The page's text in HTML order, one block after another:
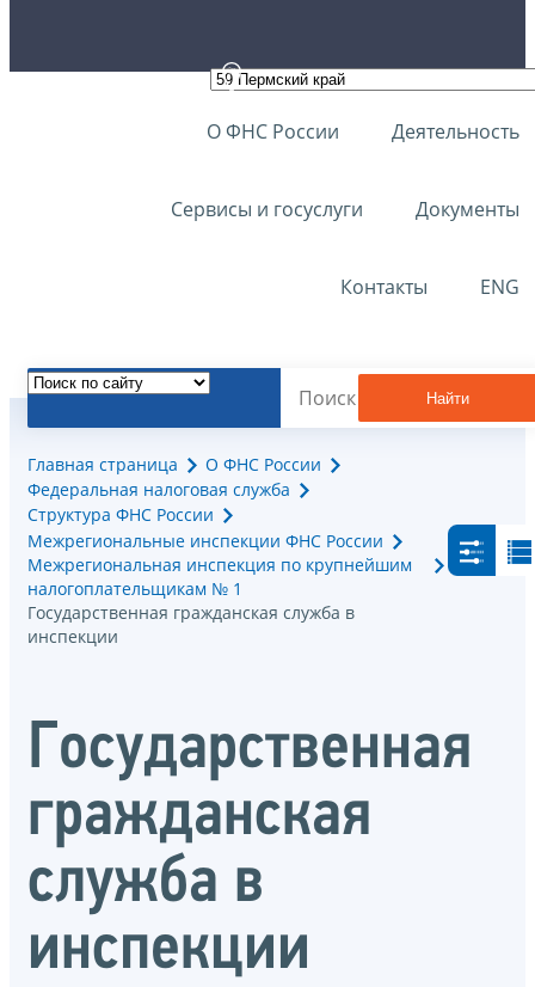
О ФНС России Деятельность
Сервисы и госуслуги Документы
Контакты ENG
Найти
Главная страница
О ФНС России
Федеральная налоговая служба
Структура ФНС России
Межрегиональные инспекции ФНС России
Межрегиональная инспекция по крупнейшим
налогоплательщикам № 1
Государственная гражданская служба в
инспекции
Государственная
гражданская
служба в
инспекции